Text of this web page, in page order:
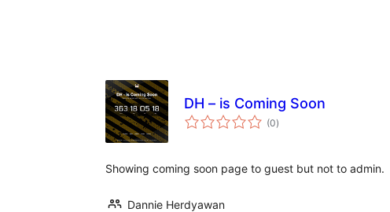
DH – is Coming Soon
(0total
ratings
)
Showing coming soon page to guest but not to admin.
Dannie Herdyawan